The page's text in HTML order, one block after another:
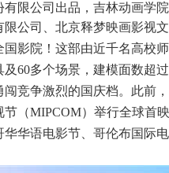
限公司出品，吉林动画学
公司、北京释梦映画影视
影院！ 这部由近千名高校
及60多个场景，建模面数超
竞争激烈的国庆档。 此前
（MIPCOM）举行全球首
华语电影节、哥伦布国际